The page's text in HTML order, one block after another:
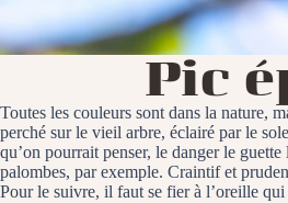
Pic
Toutes les couleurs sont dans la nature,
perché sur le vieil arbre, éclairé par le
qu’on pourrait penser, le danger le
palombes, par exemple. Craintif et
Pour le suivre, il faut se fier à l’oreille